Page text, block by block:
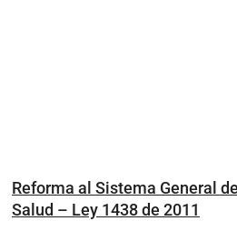
Reforma al Sistema General
Salud – Ley 1438 de 2011